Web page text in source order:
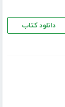
دانلود کتاب